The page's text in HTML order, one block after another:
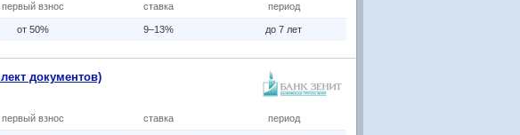
первый взнос ставка период
от 50% 9–13% до 7 лет
документов)
первый взнос ставка период